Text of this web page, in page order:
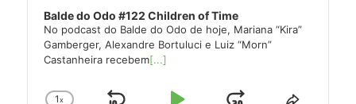
Balde do Odo #122 Children of Time
No podcast do Balde do Odo de hoje, Mariana “Kira”
Gamberger, Alexandre Bortuluci e Luiz “Morn”
Castanheira recebem[...]
1x